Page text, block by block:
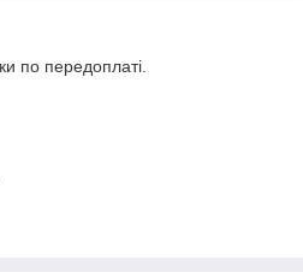
по передоплаті.